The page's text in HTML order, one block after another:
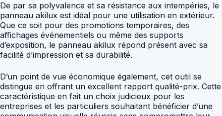
De par sa polyvalence et sa résistance aux intempéries, le
panneau akilux est idéal pour une utilisation en extérieur.
Que ce soit pour des promotions temporaires, des
affichages événementiels ou même des supports
d’exposition, le panneau akilux répond présent avec sa
facilité d’impression et sa durabilité.
D’un point de vue économique également, cet outil se
distingue en offrant un excellent rapport qualité-prix. Cette
caractéristique en fait un choix judicieux pour les
entreprises et les particuliers souhaitant bénéficier d’une